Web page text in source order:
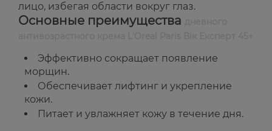
лицо, избегая области вокруг глаз.
Основные преимущества
Эффективно сокращает появление
морщин.
Обеспечивает лифтинг и укрепление
кожи.
Питает и увлажняет кожу в течение дня.